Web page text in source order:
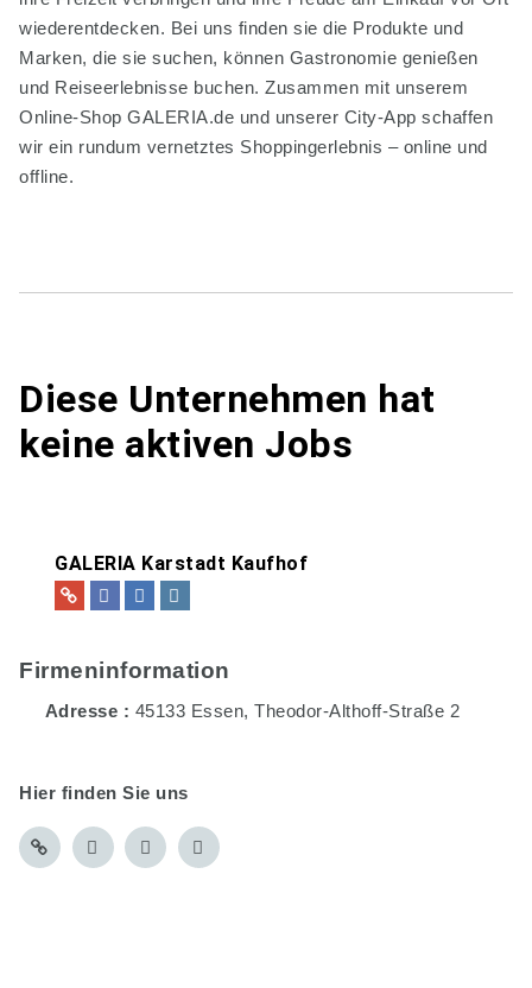
wiederentdecken. Bei uns finden sie die Produkte und
Marken, die sie suchen, können Gastronomie genießen
und Reiseerlebnisse buchen. Zusammen mit unserem
Online-Shop GALERIA.de und unserer City-App schaffen
wir ein rundum vernetztes Shoppingerlebnis – online und
offline.
Diese Unternehmen hat
keine aktiven Jobs
GALERIA Karstadt Kaufhof
Firmeninformation
Adresse 45133 Essen, Theodor-Althoff-Straße 2
Hier finden Sie uns